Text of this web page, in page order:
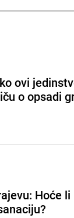
ovi
o opsadi
Hoće